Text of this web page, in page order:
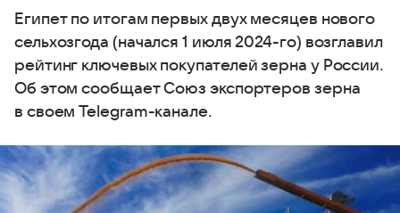
Египет по итогам первых двух месяцев нового
сельхозгода (начался 1 июля 2024-го) возглавил
рейтинг ключевых покупателей зерна у России.
Об этом сообщает Союз экспортеров зерна
в своем Telegram-канале.